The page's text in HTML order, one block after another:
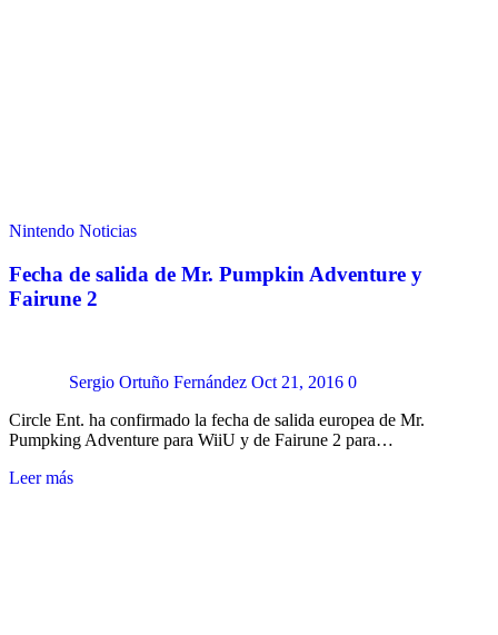
Nintendo Noticias
Fecha de salida de Mr. Pumpkin Adventure y
Fairune 2
Sergio Ortuño Fernández Oct 21, 2016 0
Circle Ent. ha confirmado la fecha de salida europea de Mr.
Pumpking Adventure para WiiU y de Fairune 2 para…
Leer más